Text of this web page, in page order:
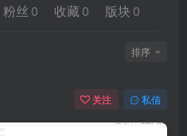
粉丝 0 收藏 0 版块 0
排序
关注 私信